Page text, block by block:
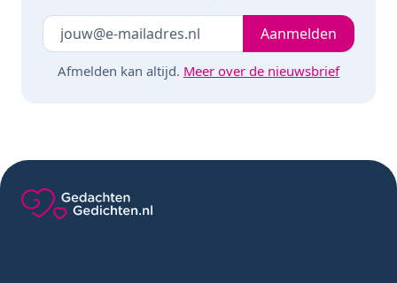
Laat dit veld leeg Je e-mailadresAanmelden
Afmelden kan altijd. Meer over de nieuwsbrief